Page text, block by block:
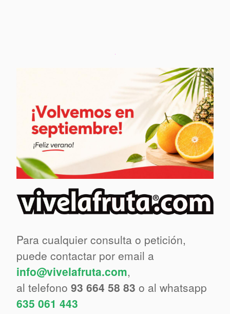
Para cualquier consulta o petición,
puede contactar por email a
info@vivelafruta.com,
al telefono 93 664 58 83 o al whatsapp
635 061 443